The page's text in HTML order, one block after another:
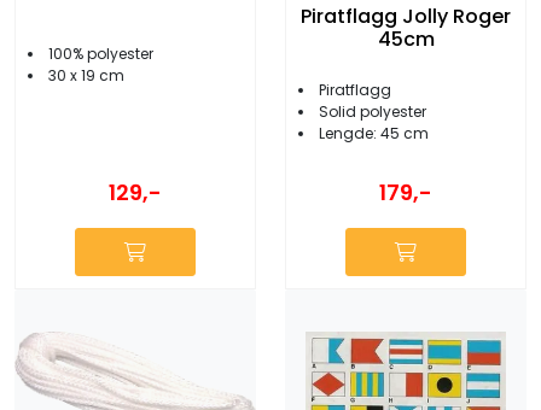
100% polyester
30 x 19 cm
129,-
Piratflagg Jolly Roger
45cm
Piratflagg
Solid polyester
Lengde: 45 cm
179,-